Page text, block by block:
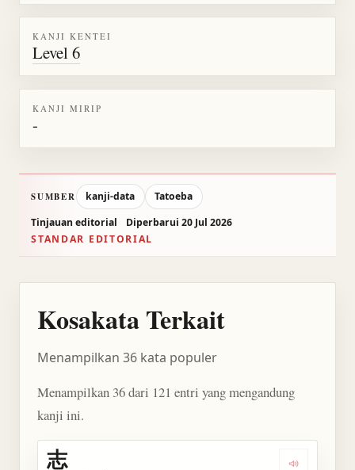
KANJI KENTEI
Level 6
KANJI MIRIP
-
SUMBER kanji-data
Tatoeba
Tinjauan editorial
Diperbarui 20 Jul 2026
STANDAR EDITORIAL
Kosakata Terkait
Menampilkan 36 kata populer
Menampilkan 36 dari 121 entri yang mengandung
kanji ini.
志